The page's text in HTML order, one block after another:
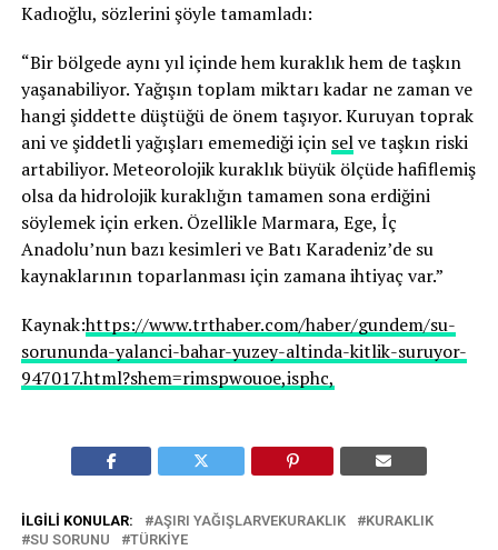
Kadıoğlu, sözlerini şöyle tamamladı:
“Bir bölgede aynı yıl içinde hem kuraklık hem de taşkın
yaşanabiliyor. Yağışın toplam miktarı kadar ne zaman ve
hangi şiddette düştüğü de önem taşıyor. Kuruyan toprak
ani ve şiddetli yağışları ememediği için selve taşkın riski
artabiliyor. Meteorolojik kuraklık büyük ölçüde hafiflemiş
olsa da hidrolojik kuraklığın tamamen sona erdiğini
söylemek için erken. Özellikle Marmara, Ege, İç
Anadolu’nun bazı kesimleri ve Batı Karadeniz’de su
kaynaklarının toparlanması için zamana ihtiyaç var.”
Kaynak:https://www.trthaber.com/haber/gundem/su-
sorununda-yalanci-bahar-yuzey-altinda-kitlik-suruyor-
947017.html?shem=rimspwouoe,isphc,
İLGILI KONULAR: AŞIRI YAĞIŞLARVEKURAKLIK
KURAKLIK
SU SORUNU
TÜRKIYE